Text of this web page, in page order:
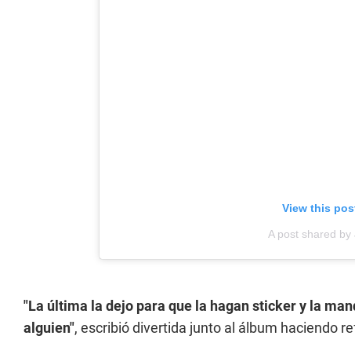
View this
A post shared by
"La última la dejo para que la hagan sticker y la
alguien", escribió divertida junto al álbum haciendo